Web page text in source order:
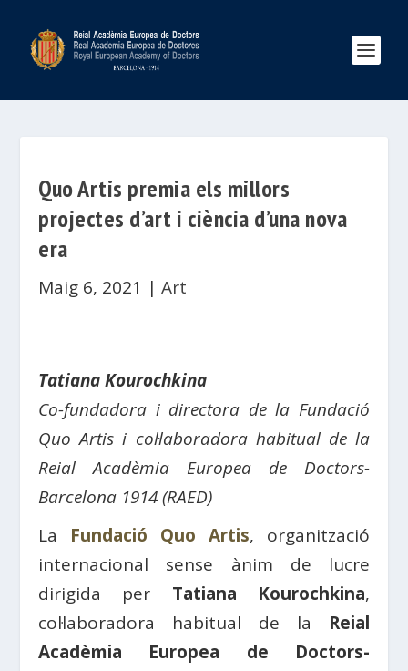
Quo Artis premia els millors
projectes d’art i ciència d’una nova
era
Maig 6, 2021 |Art
Tatiana Kourochkina
Co-fundadora i directora de la Fundació
Quo Artis i col·laboradora habitual de la
Reial Acadèmia Europea de Doctors-
Barcelona 1914 (RAED)
La Fundació Quo Artis, organització
internacional sense ànim de lucre
dirigida per Tatiana Kourochkina,
col·laboradora habitual de la Reial
Acadèmia Europea de Doctors-